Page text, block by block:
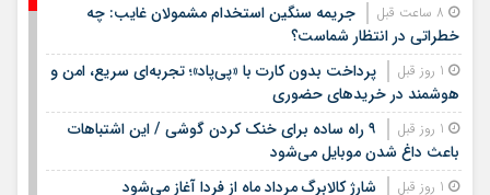
جریمه سنگین استخدام مشمولان غایب: چه
خطراتی در انتظار شماست؟
پرداخت بدون کارت با «پی‌پاد»؛ تجربه‌ای سریع، امن و
هوشمند در خریدهای حضوری
۹ راه ساده برای خنک کردن گوشی / این اشتباهات
باعث داغ شدن موبایل می‌شود
شارژ کالابرگ مرداد ماه از فردا آغاز می‌شود